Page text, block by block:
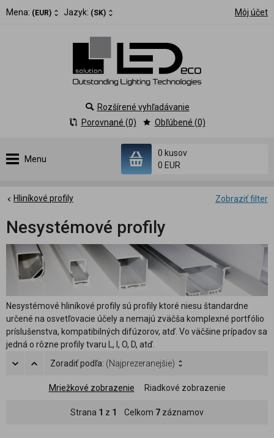
Mena: (EUR) Jazyk: (SK) Môj účet
Menu
0 kusov
0 EUR
Rozšírené vyhľadávanie
Porovnané (0)
Obľúbené (0)
Zobraziť filter
Hliníkové profily
Nesystémové profily
Nesystémové hliníkové profily sú profily ktoré niesu štandardne
určené na osvetľovacie účely a nemajú zväčša komplexné portfólio
príslušenstva, kompatibilných difúzorov, atď. Vo väčšine prípadov sa
jedná o rôzne profily tvaru L, I, O, D, atď.
Zoradiť podľa: (Najprezeranejšie)
Mriežkové zobrazenie Riadkové zobrazenie
Strana 1 z 1 Celkom 7 záznamov